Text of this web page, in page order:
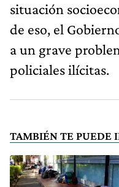
situación
de eso, el
a un grave
policiales ilícitas.
TAMBIÉN TE PUEDE